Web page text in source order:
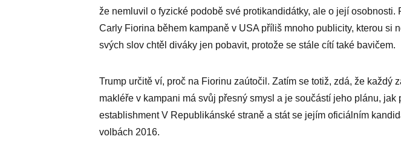
že nemluvil o fyzické podobě své protikandidátky, ale o její osobnosti.
Carly Fiorina během kampaně v USA příliš mnoho publicity, kterou si
svých slov chtěl diváky jen pobavit, protože se stále cítí také bavičem.
Trump určitě ví, proč na Fiorinu zaútočil. Zatím se totiž, zdá, že každý
makléře v kampani má svůj přesný smysl a je součástí jeho plánu, jak
establishment V Republikánské straně a stát se jejím oficiálním
volbách 2016.